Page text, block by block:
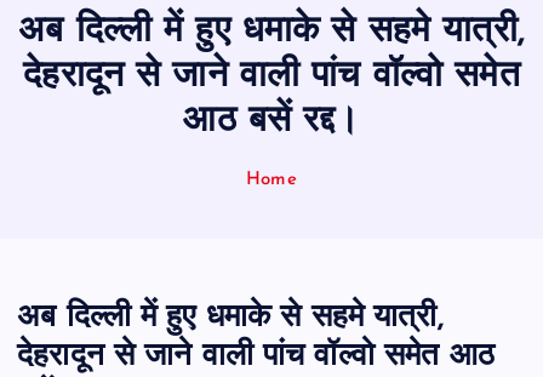
अब दिल्ली में हुए धमाके से सहमे यात्री,
देहरादून से जाने वाली पांच वॉल्वो समेत
आठ बसें रद्द।
Home
अब दिल्ली में हुए धमाके से सहमे यात्री,
देहरादून से जाने वाली पांच वॉल्वो समेत आठ